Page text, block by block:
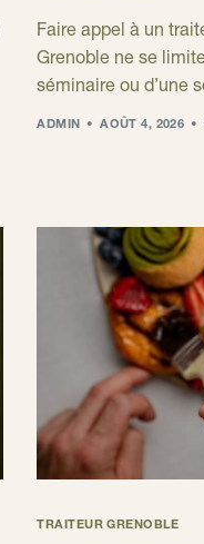
Faire appel à un
Grenoble ne se
séminaire ou d’une
ADMIN AOÛT 4, 2026
TRAITEUR GRENOBLE